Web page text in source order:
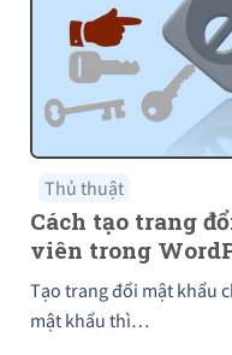
Thủ thuật
Cách tạo trang
viên trong
Tạo trang đổi mật khẩu
mật khẩu thì…